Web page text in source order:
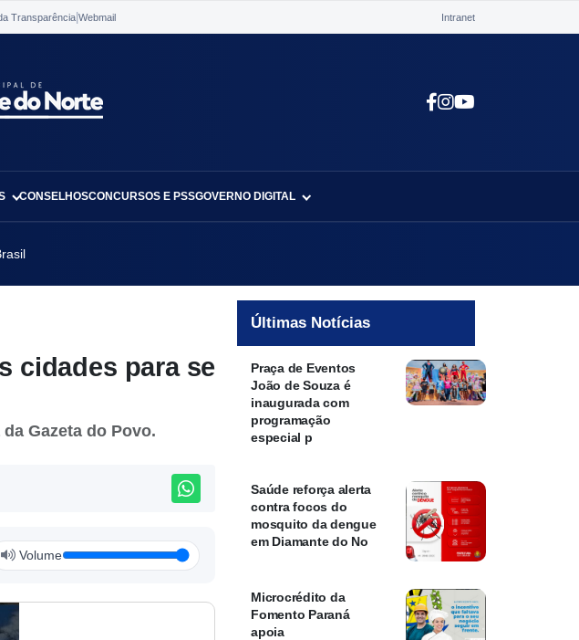
Transparência Webmail Intranet
CONSELHOSCONCURSOS E PSSGOVERNO DIGITAL
cidades para se
Gazeta do Povo.
Volume
Últimas Notícias
Praça de Eventos
João de Souza é
inaugurada com
programação
especial p
Saúde reforça alerta
contra focos do
mosquito da dengue
em Diamante do No
Microcrédito da
Fomento Paraná
apoia